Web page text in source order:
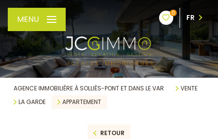
0
FR
MENU
AGENCE IMMOBILIÈRE À SOLLIÈS-PONT ET DANS LE VAR
VENTE
LA GARDE
APPARTEMENT
RETOUR